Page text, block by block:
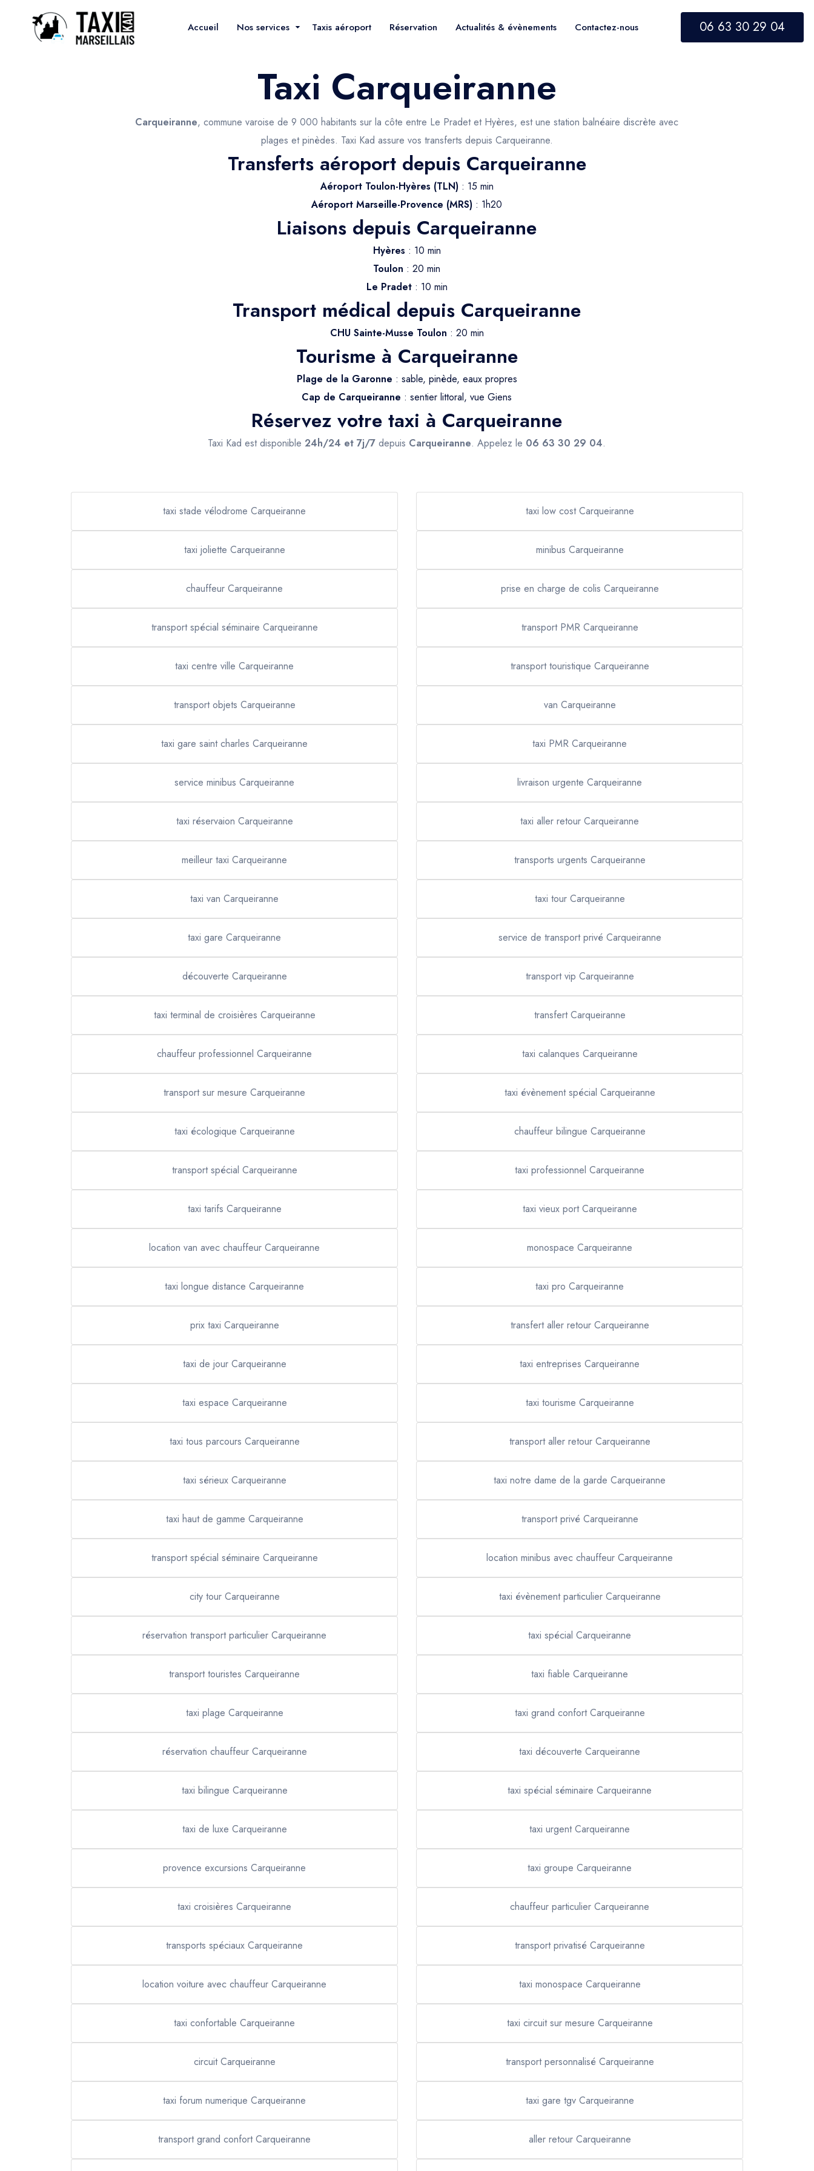
Accueil Nos services Taxis aéroport Réservation Actualités & évènements Contactez-nous 06 63 30 29 04
Taxi Carqueiranne
Carqueiranne, commune varoise de 9 000 habitants sur la côte entre Le Pradet et Hyères, est une station balnéaire discrète avec
plages et pinèdes. Taxi Kad assure vos transferts depuis Carqueiranne.
Transferts aéroport depuis Carqueiranne
Aéroport Toulon-Hyères (TLN): 15 min
Aéroport Marseille-Provence (MRS) : 1h20
Liaisons depuis Carqueiranne
Hyères : 10 min
Toulon : 20 min
Le Pradet: 10 min
Transport médical depuis Carqueiranne
CHU Sainte-Musse Toulon : 20 min
Tourisme à Carqueiranne
Plage de la Garonne : sable, pinède, eaux propres
Cap de Carqueiranne : sentier littoral, vue Giens
Réservez votre taxi à Carqueiranne
Taxi Kad est disponible24h/24 et 7j/7 depuis Carqueiranne. Appelez le 06 63 30 29 04.
taxi stade vélodrome Carqueiranne taxi low cost Carqueiranne
taxi joliette Carqueiranne minibus Carqueiranne
chauffeur Carqueiranne prise en charge de colis Carqueiranne
transport spécial séminaire Carqueiranne transport PMR Carqueiranne
taxi centre ville Carqueiranne transport touristique Carqueiranne
transport objets Carqueiranne van Carqueiranne
taxi gare saint charles Carqueiranne taxi PMR Carqueiranne
service minibus Carqueiranne livraison urgente Carqueiranne
taxi réservaion Carqueiranne taxi aller retour Carqueiranne
meilleur taxi Carqueiranne transports urgents Carqueiranne
taxi van Carqueiranne taxi tour Carqueiranne
taxi gare Carqueiranne service de transport privé Carqueiranne
découverte Carqueiranne transport vip Carqueiranne
taxi terminal de croisières Carqueiranne transfert Carqueiranne
chauffeur professionnel Carqueiranne taxi calanques Carqueiranne
transport sur mesure Carqueiranne taxi évènement spécial Carqueiranne
taxi écologique Carqueiranne chauffeur bilingue Carqueiranne
transport spécial Carqueiranne taxi professionnel Carqueiranne
taxi tarifs Carqueiranne taxi vieux port Carqueiranne
location van avec chauffeur Carqueiranne monospace Carqueiranne
taxi longue distance Carqueiranne taxi pro Carqueiranne
prix taxi Carqueiranne transfert aller retour Carqueiranne
taxi de jour Carqueiranne taxi entreprises Carqueiranne
taxi espace Carqueiranne taxi tourisme Carqueiranne
taxi tous parcours Carqueiranne transport aller retour Carqueiranne
taxi sérieux Carqueiranne taxi notre dame de la garde Carqueiranne
taxi haut de gamme Carqueiranne transport privé Carqueiranne
transport spécial séminaire Carqueiranne location minibus avec chauffeur Carqueiranne
city tour Carqueiranne taxi évènement particulier Carqueiranne
réservation transport particulier Carqueiranne taxi spécial Carqueiranne
transport touristes Carqueiranne taxi fiable Carqueiranne
taxi plage Carqueiranne taxi grand confort Carqueiranne
réservation chauffeur Carqueiranne taxi découverte Carqueiranne
taxi bilingue Carqueiranne taxi spécial séminaire Carqueiranne
taxi de luxe Carqueiranne taxi urgent Carqueiranne
provence excursions Carqueiranne taxi groupe Carqueiranne
taxi croisières Carqueiranne chauffeur particulier Carqueiranne
transports spéciaux Carqueiranne transport privatisé Carqueiranne
location voiture avec chauffeur Carqueiranne taxi monospace Carqueiranne
taxi confortable Carqueiranne taxi circuit sur mesure Carqueiranne
circuit Carqueiranne transport personnalisé Carqueiranne
taxi forum numerique Carqueiranne taxi gare tgv Carqueiranne
transport grand confort Carqueiranne aller retour Carqueiranne